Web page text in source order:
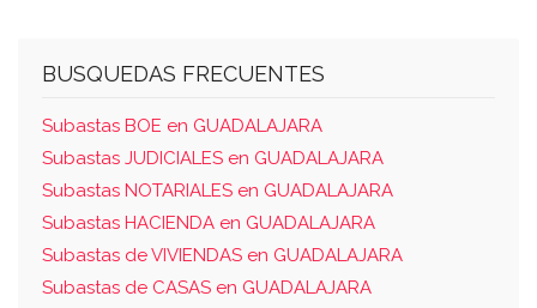
BUSQUEDAS FRECUENTES
Subastas BOE en GUADALAJARA
Subastas JUDICIALES en GUADALAJARA
Subastas NOTARIALES en GUADALAJARA
Subastas HACIENDA en GUADALAJARA
Subastas de VIVIENDAS en GUADALAJARA
Subastas de CASAS en GUADALAJARA